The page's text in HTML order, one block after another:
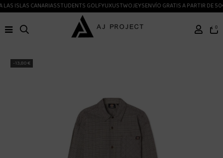
ISLAS CANARIASSTUDENTS GOLFYUXUSTWOJEYSENVÍO GRATIS A PARTIR DE 50€
0
-13,80 €